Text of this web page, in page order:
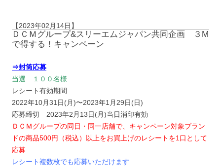
【2023年02月14日】
ＤＣＭグループ&スリーエムジャパン共同企画 ３M
で得する！キャンペーン
⇒封筒応募
当選 １００名様
レシート有効期間
2022年10月31日(月)〜2023年1月29日(日)
応募締切 2023年2月13日(月)当日消印有効
ＤＣＭグループの同日・同一店舗で、キャンペーン対象ブラン
ドの商品500円（税込）以上をお買上げのレシートを1口として
応募
レシート複数枚でも応募いただけます